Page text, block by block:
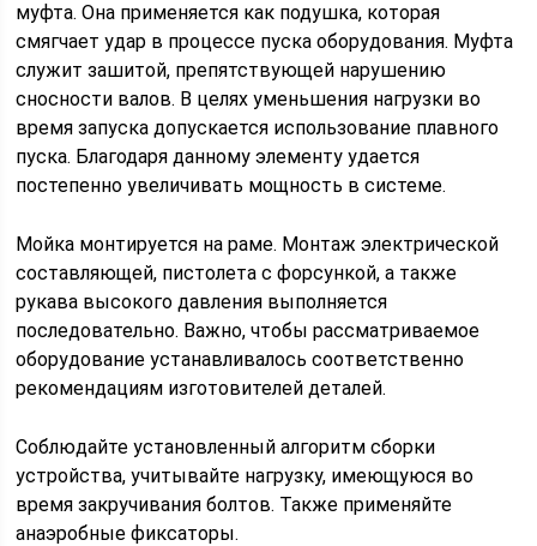
муфта. Она применяется как подушка, которая
смягчает удар в процессе пуска оборудования. Муфта
служит зашитой, препятствующей нарушению
сносности валов. В целях уменьшения нагрузки во
время запуска допускается использование плавного
пуска. Благодаря данному элементу удается
постепенно увеличивать мощность в системе.
Мойка монтируется на раме. Монтаж электрической
составляющей, пистолета с форсункой, а также
рукава высокого давления выполняется
последовательно. Важно, чтобы рассматриваемое
оборудование устанавливалось соответственно
рекомендациям изготовителей деталей.
Соблюдайте установленный алгоритм сборки
устройства, учитывайте нагрузку, имеющуюся во
время закручивания болтов. Также применяйте
анаэробные фиксаторы.